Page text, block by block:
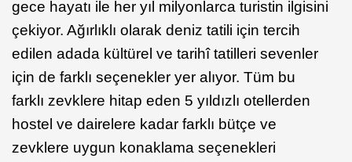
gece hayatı ile her yıl milyonlarca turistin ilgisini
çekiyor. Ağırlıklı olarak deniz tatili için tercih
edilen adada kültürel ve tarihî tatilleri sevenler
için de farklı seçenekler yer alıyor. Tüm bu
farklı zevklere hitap eden 5 yıldızlı otellerden
hostel ve dairelere kadar farklı bütçe ve
zevklere uygun konaklama seçenekleri